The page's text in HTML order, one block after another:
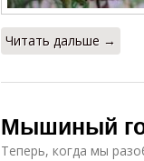
Читать дальше →
Мышиный
Теперь, когда мы